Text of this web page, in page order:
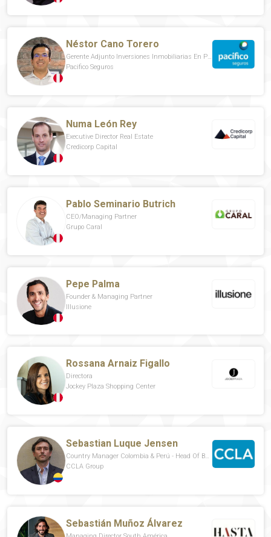
Néstor Cano Torero
Gerente Adjunto Inversiones Inmobiliarias En Pacífico Seguros
Pacifico Seguros
Numa León Rey
Executive Director Real Estate
Credicorp Capital
Pablo Seminario Butrich
CEO/Managing Partner
Grupo Caral
Pepe Palma
Founder & Managing Partner
Illusione
Rossana Arnaiz Figallo
Directora
Jockey Plaza Shopping Center
Sebastian Luque Jensen
Country Manager Colombia & Perú - Head Of Business Development De LatAm
CCLA Group
Sebastián Muñoz Álvarez